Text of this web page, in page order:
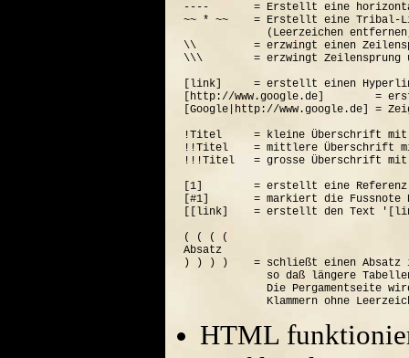
----       = Erstellt eine
~~ * ~~    = Erstellt eine Tribal-
(Leerzeichen
\\         = erzwingt einen
\\\        = erzwingt Zeilensprung
[link]     = erstellt einen
[http://www.google.de]        =
[Google|http://www.google.de] =
!Titel     = kleine Überschrift
!!Titel    = mittlere Überschrift
!!!Titel   = grosse Überschrift
[1]        = erstellt eine Referenz
[#1]       = markiert die Fussnote
[[link]    = erstellt den Text
( ( ( (
Absatz
) ) ) )    = schließt einen Absatz
so daß längere
Die Pergamentseite
HTML